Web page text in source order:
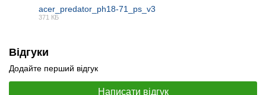
acer_predator_ph18-71_ps_v3
371 КБ
Відгуки
Додайте перший відгук
Написати відгук